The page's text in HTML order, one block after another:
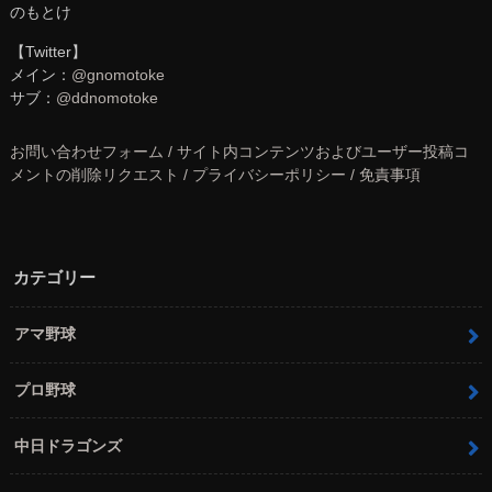
のもとけ
【Twitter】
メイン： @gnomotoke
サブ： @ddnomotoke
お問い合わせフォーム / サイト内コンテンツおよびユーザー投稿コ
メントの削除リクエスト / プライバシーポリシー / 免責事項
カテゴリー
アマ野球
プロ野球
中日ドラゴンズ